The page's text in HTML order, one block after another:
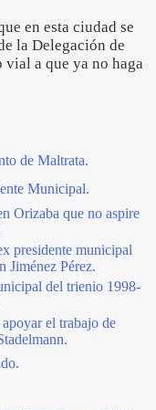
en esta ciudad se
la Delegación de
a que ya no haga
de Maltrata.
Municipal.
Orizaba que no aspire
presidente municipal
Jiménez Pérez.
del trienio 1998-
el trabajo de